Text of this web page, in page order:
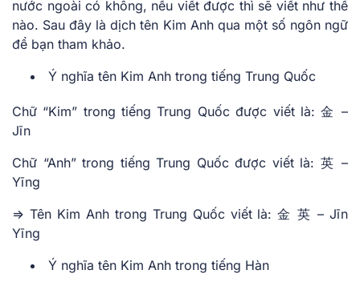
nước ngoài có không, nếu viết được thì sẽ viết như thế
nào. Sau đây là dịch tên Kim Anh qua một số ngôn ngữ
để bạn tham khảo.
Ý nghĩa tên Kim Anh trong tiếng Trung Quốc
Chữ “Kim” trong tiếng Trung Quốc được viết là: 金 –
Jīn
Chữ “Anh” trong tiếng Trung Quốc được viết là: 英 –
Yīng
=> Tên Kim Anh trong Trung Quốc viết là: 金 英 – Jīn
Yīng
Ý nghĩa tên Kim Anh trong tiếng Hàn